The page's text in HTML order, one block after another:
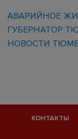
АВАРИЙНОЕ
ГУБЕРНАТОР
НОВОСТИ
КОНТАКТЫ